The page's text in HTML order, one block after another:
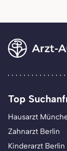
Top
Hausarzt
Zahnarzt Berlin
Kinderarzt Berlin